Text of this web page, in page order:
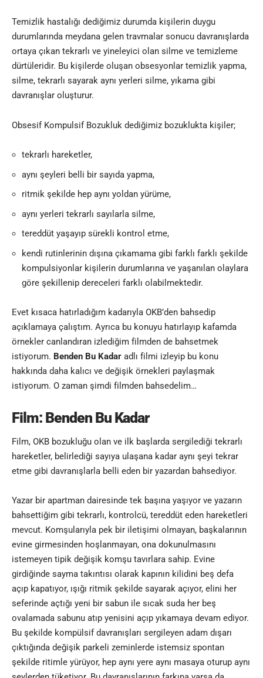
Temizlik hastalığı dediğimiz durumda kişilerin duygu
durumlarında meydana gelen travmalar sonucu davranışlarda
ortaya çıkan tekrarlı ve yineleyici olan silme ve temizleme
dürtüleridir. Bu kişilerde oluşan obsesyonlar temizlik yapma,
silme, tekrarlı sayarak aynı yerleri silme, yıkama gibi
davranışlar oluşturur.
Obsesif Kompulsif Bozukluk dediğimiz bozuklukta kişiler;
tekrarlı hareketler,
aynı şeyleri belli bir sayıda yapma,
ritmik şekilde hep aynı yoldan yürüme,
aynı yerleri tekrarlı sayılarla silme,
tereddüt yaşayıp sürekli kontrol etme,
kendi rutinlerinin dışına çıkamama gibi farklı farklı şekilde
kompulsiyonlar kişilerin durumlarına ve yaşanılan olaylara
göre şekillenip dereceleri farklı olabilmektedir.
Evet kısaca hatırladığım kadarıyla OKB’den bahsedip
açıklamaya çalıştım. Ayrıca bu konuyu hatırlayıp kafamda
örnekler canlandıran izlediğim filmden de bahsetmek
istiyorum. Benden Bu Kadar adlı filmi izleyip bu konu
hakkında daha kalıcı ve değişik örnekleri paylaşmak
istiyorum. O zaman şimdi filmden bahsedelim…
Film: Benden Bu Kadar
Film, OKB bozukluğu olan ve ilk başlarda sergilediği tekrarlı
hareketler, belirlediği sayıya ulaşana kadar aynı şeyi tekrar
etme gibi davranışlarla belli eden bir yazardan bahsediyor.
Yazar bir apartman dairesinde tek başına yaşıyor ve yazarın
bahsettiğim gibi tekrarlı, kontrolcü, tereddüt eden hareketleri
mevcut. Komşularıyla pek bir iletişimi olmayan, başkalarının
evine girmesinden hoşlanmayan, ona dokunulmasını
istemeyen tipik değişik komşu tavırlara sahip. Evine
girdiğinde sayma takıntısı olarak kapının kilidini beş defa
açıp kapatıyor, ışığı ritmik şekilde sayarak açıyor, elini her
seferinde açtığı yeni bir sabun ile sıcak suda her beş
ovalamada sabunu atıp yenisini açıp yıkamaya devam ediyor.
Bu şekilde kompülsif davranışları sergileyen adam dışarı
çıktığında değişik parkeli zeminlerde istemsiz spontan
şekilde ritimle yürüyor, hep aynı yere aynı masaya oturup aynı